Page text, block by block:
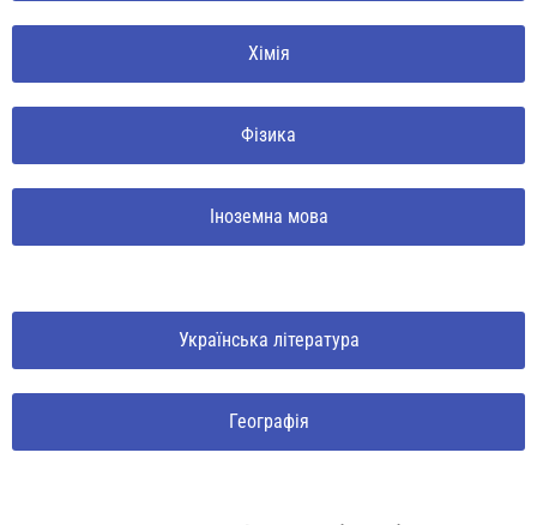
Хімія
Фізика
Іноземна мова
Українська література
Географія